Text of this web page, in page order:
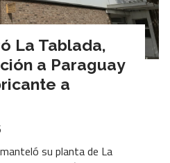
La Tablada,
a Paraguay
a
su planta de La